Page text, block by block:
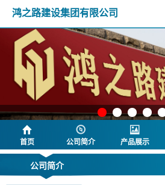
鸿之路建设集团有限公司
首页 公司简介 产品展示
公司简介